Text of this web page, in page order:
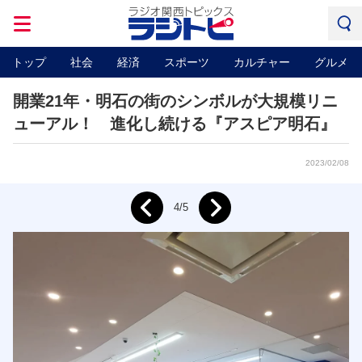
トップ 社会 経済 スポーツ カルチャー グルメ
開業21年・明石の街のシンボルが大規模リニ
ューアル！ 進化し続ける『アスピア明石』
2023/02/08
Prev 4/5 Next